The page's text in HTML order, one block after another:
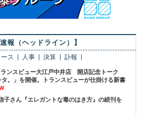
速報（ヘッドライン）】
ス 人事 決算 訃報
ンスビュー大江戸中井店 開店記念トーク
タ。」を開催。トランスビューが仕掛ける新書
さん『エレガントな毒のはき方』の続刊を